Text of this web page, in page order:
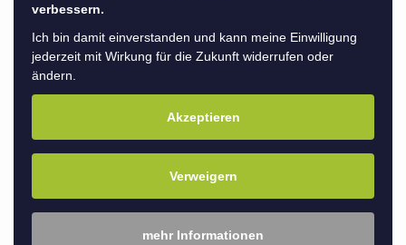
verbessern.
Ich bin damit einverstanden und kann meine Einwilligung
jederzeit mit Wirkung für die Zukunft widerrufen oder
ändern.
Akzeptieren
Verweigern
mehr Informationen